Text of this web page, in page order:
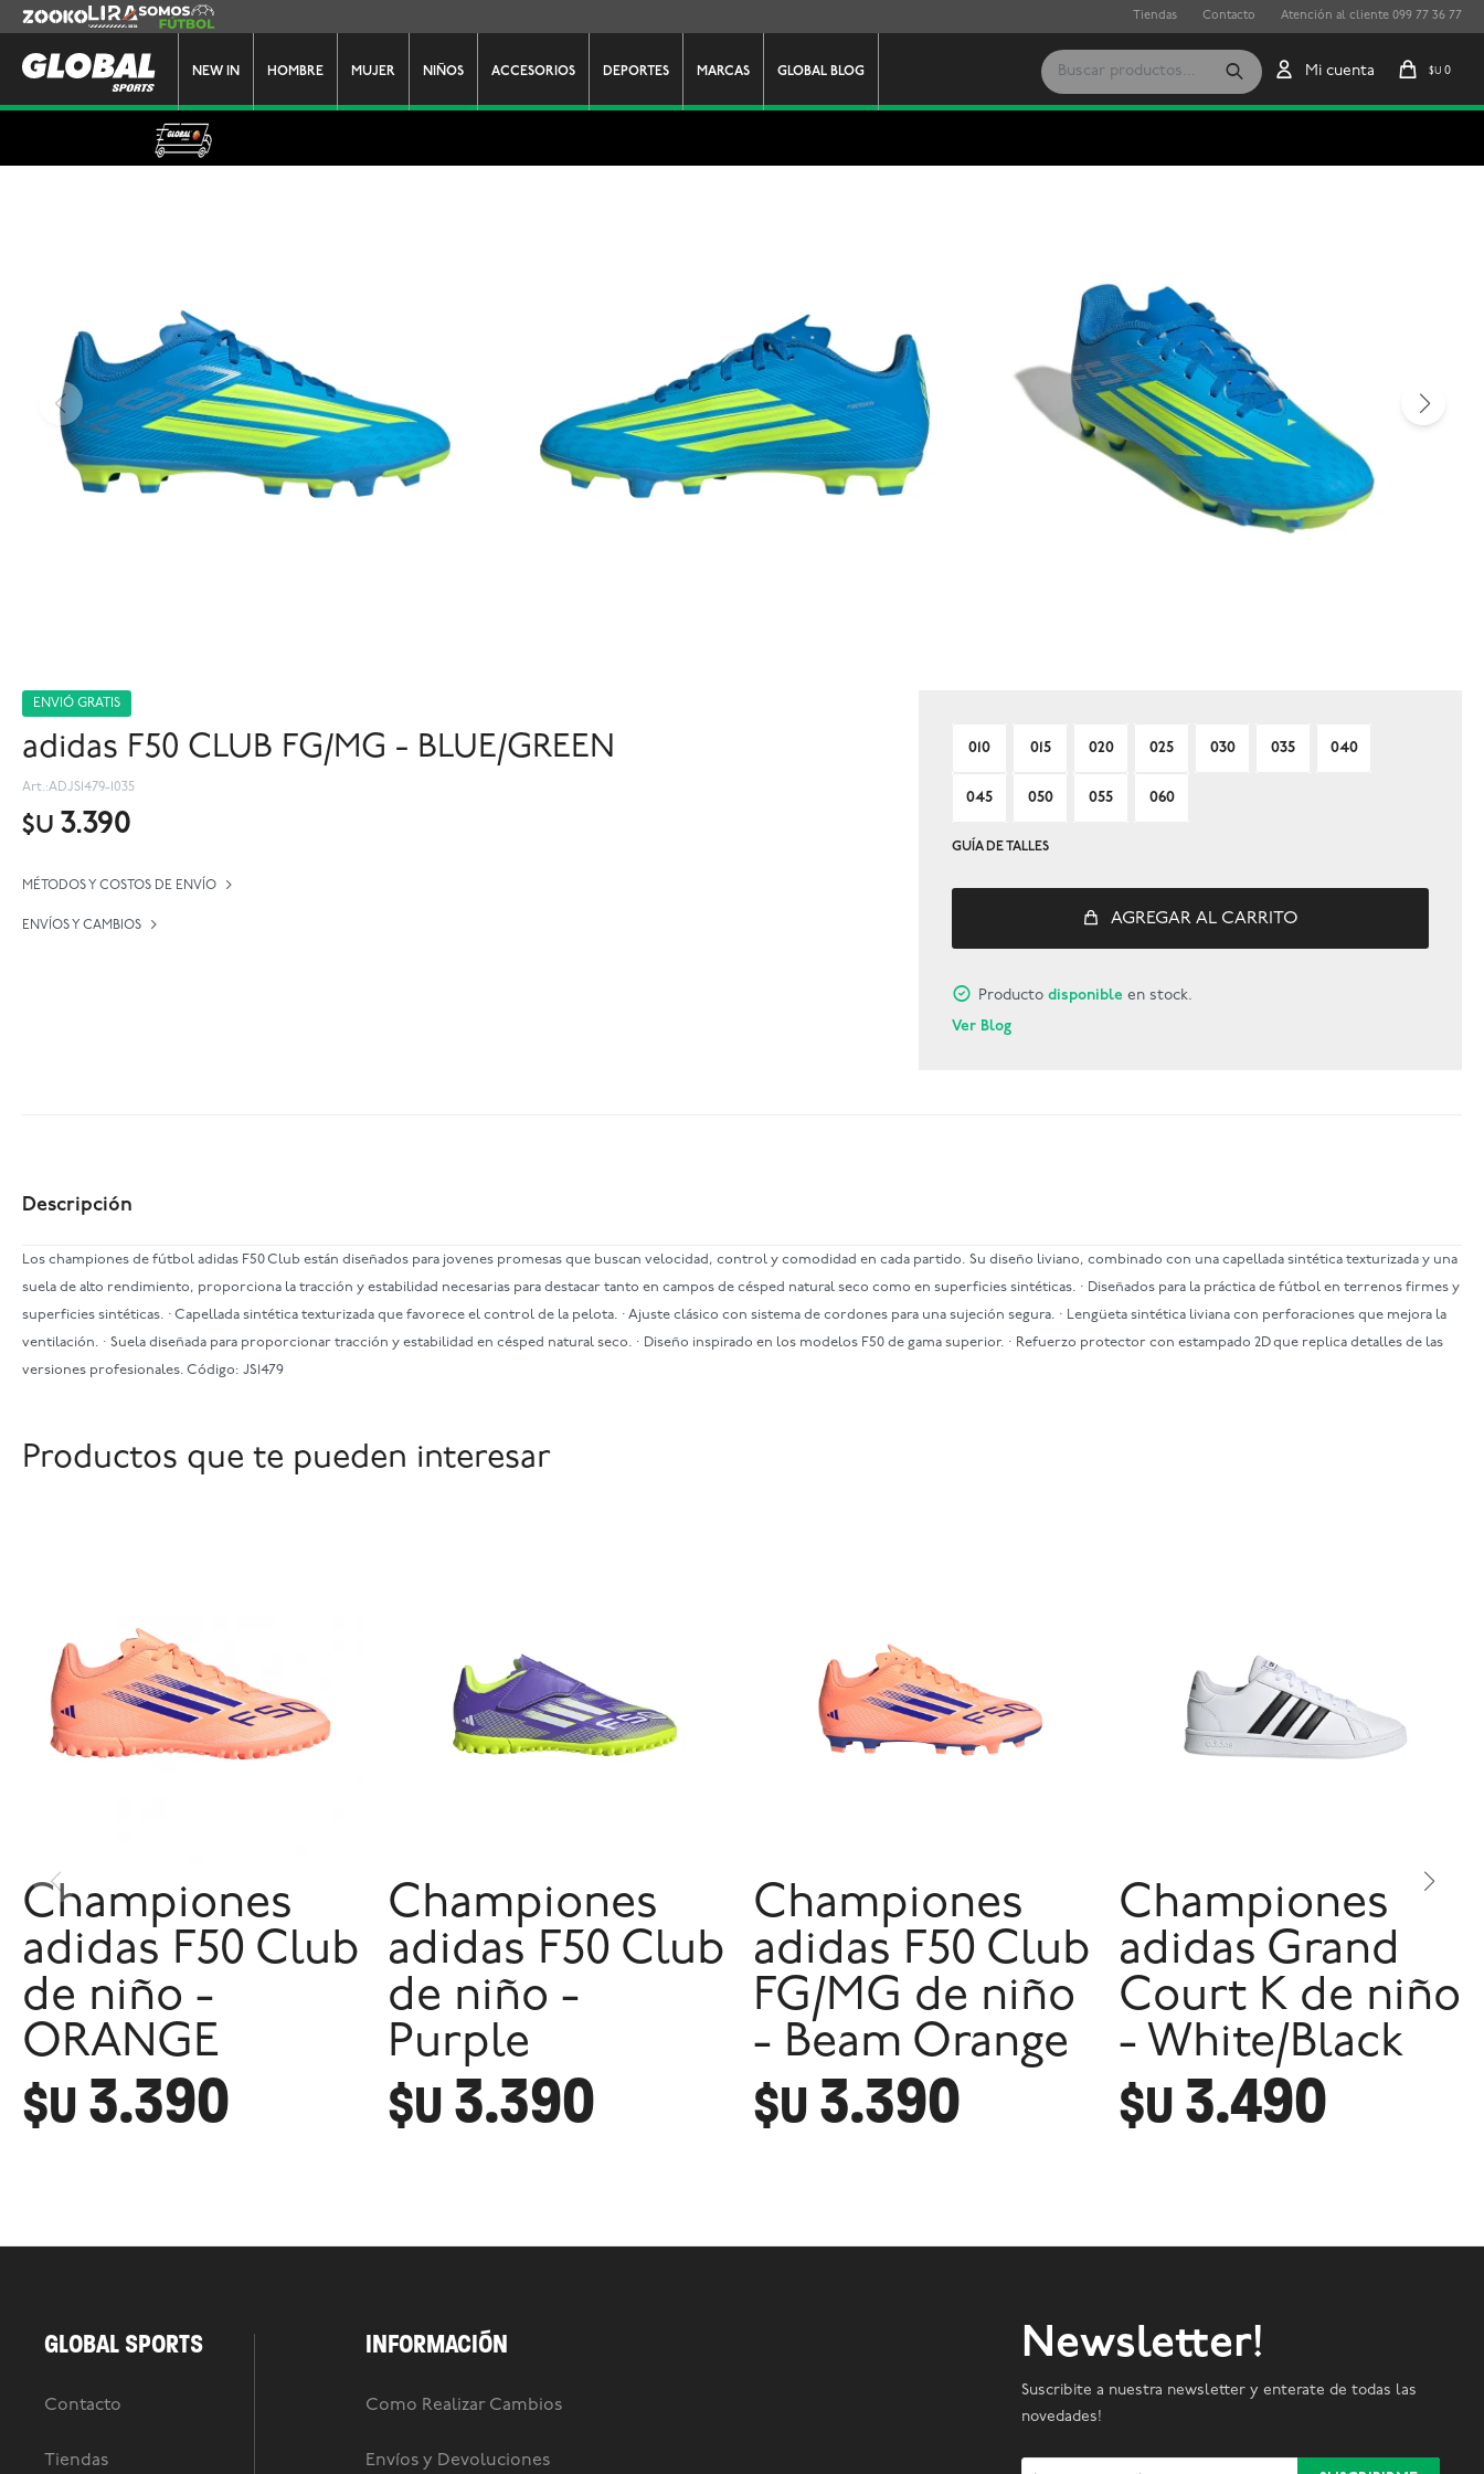
NEW IN HOMBRE MUJER NIÑOS ACCESORIOS DEPORTES MARCAS GLOBAL BLOG $U 0
Zooko Lira Somos Futbol Tiendas Contacto Atención al cliente 099 77 36 77
ENVIÓ GRATIS
adidas F50 CLUB FG/MG - BLUE/GREEN
ADJS1479-1035
$U 3.390
MÉTODOS Y COSTOS DE ENVÍO
ENVÍOS Y CAMBIOS
010 015 020 025 030 035 040
045 050 055 060
GUÍA DE TALLES
AGREGAR AL CARRITO
Productodisponible en stock.
Ver Blog
Descripción
Los championes de fútbol adidas F50 Club están diseñados para jovenes promesas que buscan velocidad, control y comodidad en cada partido. Su diseño liviano, combinado con una capellada sintética texturizada y una
suela de alto rendimiento, proporciona la tracción y estabilidad necesarias para destacar tanto en campos de césped natural seco como en superficies sintéticas. · Diseñados para la práctica de fútbol en terrenos firmes y
superficies sintéticas. · Capellada sintética texturizada que favorece el control de la pelota. · Ajuste clásico con sistema de cordones para una sujeción segura. · Lengüeta sintética liviana con perforaciones que mejora la
ventilación. · Suela diseñada para proporcionar tracción y estabilidad en césped natural seco. · Diseño inspirado en los modelos F50 de gama superior. · Refuerzo protector con estampado 2D que replica detalles de las
versiones profesionales. Código: JS1479
Productos que te pueden interesar
Championes
adidas F50 Club
de niño -
ORANGE
$U 3.390
Championes
adidas F50 Club
de niño -
Purple
$U 3.390
Championes
adidas F50 Club
FG/MG de niño
- Beam Orange
$U 3.390
Championes
adidas Grand
Court K de niño
- White/Black
$U 3.490
GLOBAL SPORTS
Contacto
Tiendas
INFORMACIÓN
Como Realizar Cambios
Envíos y Devoluciones
Newsletter!
Suscribite a nuestra newsletter y enterate de todas las
novedades!